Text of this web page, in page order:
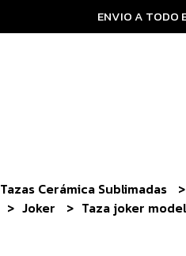
ENVIO A TODO
Tazas Cerámica Sublimadas
Joker Taza joker